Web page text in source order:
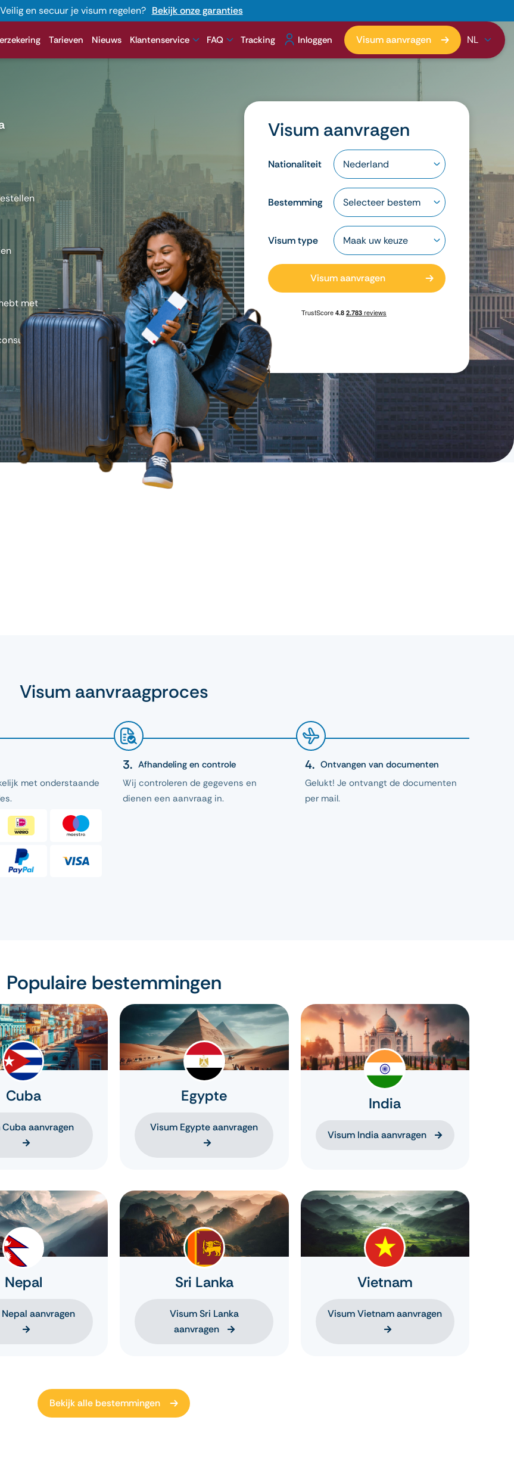
Veilig en secuur je visum regelen? Bekijk onze garanties
Tarieven Nieuws Klantenservice FAQ Tracking Inloggen Visum aanvragen NL
met
Visum aanvragen
Nationaliteit
Bestemming
Visum type
Visum aanvragen
Visum aanvraagproces
met onderstaande
Afhandeling en controle
Wij controleren de gegevens en
dienen een aanvraag in.
Ontvangen van documenten
Gelukt! Je ontvangt de documenten
per mail.
Populaire bestemmingen
Cuba
aanvragen
Egypte
Visum Egypte aanvragen
India
Visum India aanvragen
Nepal
aanvragen
Sri Lanka
Visum Sri Lanka
aanvragen
Vietnam
Visum Vietnam aanvragen
Bekijk alle bestemmingen